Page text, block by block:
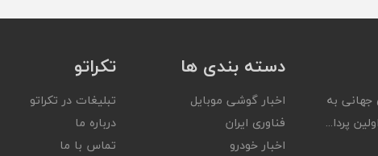
به
پردا...
دسته بندی ها
اخبار گوشی موبایل
فناوری ایران
اخبار خودرو
تکراتو
تبلیغات در تکراتو
درباره ما
تماس با ما